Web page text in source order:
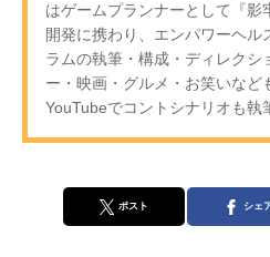
はゲームプランナーとして『
開発に携わり、エンパワーヘル
ラムの執筆・構成・ディレクシ
ー・映画・グルメ・お笑いなど
YouTubeでコントシナリオも執
ポスト シェ